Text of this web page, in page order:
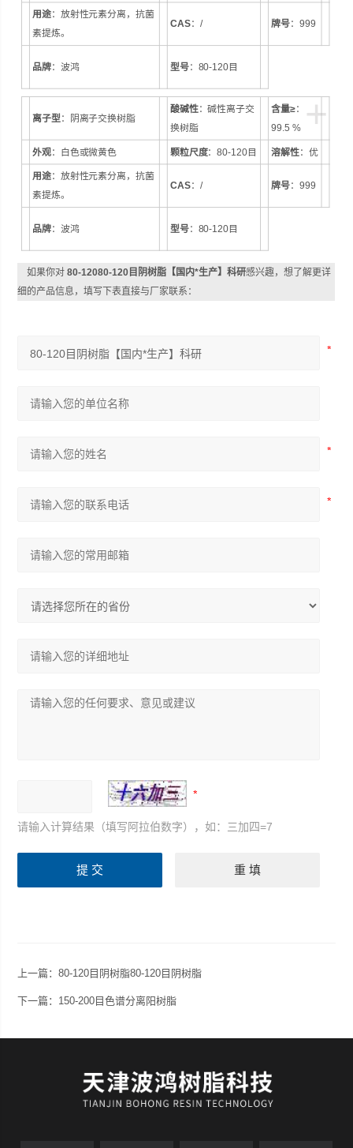
用途：放射性元素分离，抗菌
素提炼。
CAS：/ 牌号：999
品牌：波鸿 型号：80-120目
+
离子型：阴离子交换树脂
酸碱性：碱性离子交
换树脂
含量≥：
99.5 %
外观：白色或微黄色 颗粒尺度：80-120目 溶解性：优
用途：放射性元素分离，抗菌
素提炼。
CAS：/ 牌号：999
品牌：波鸿 型号：80-120目
如果你对80-12080-120目阴树脂【国内*生产】科研感兴趣，想了解更详
细的产品信息，填写下表直接与厂家联系：
请输入计算结果（填写阿拉伯数字），如：三加四=7
上一篇：80-120目阴树脂80-120目阴树脂
下一篇： 150-200目色谱分离阳树脂